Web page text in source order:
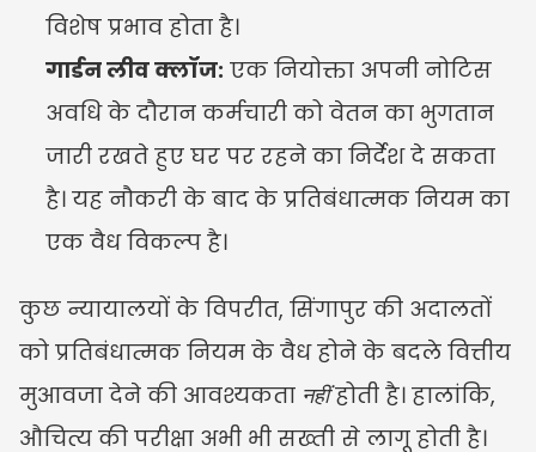
विशेष प्रभाव होता है।
गार्डन लीव क्लॉज: एक नियोक्ता अपनी नोटिस
अवधि के दौरान कर्मचारी को वेतन का भुगतान
जारी रखते हुए घर पर रहने का निर्देश दे सकता
है। यह नौकरी के बाद के प्रतिबंधात्मक नियम का
एक वैध विकल्प है।
कुछ न्यायालयों के विपरीत, सिंगापुर की अदालतों
को प्रतिबंधात्मक नियम के वैध होने के बदले वित्तीय
मुआवजा देने की आवश्यकता नहीं होती है। हालांकि,
औचित्य की परीक्षा अभी भी सख्ती से लागू होती है।